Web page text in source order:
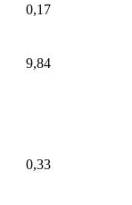
0,17
9,84
0,33